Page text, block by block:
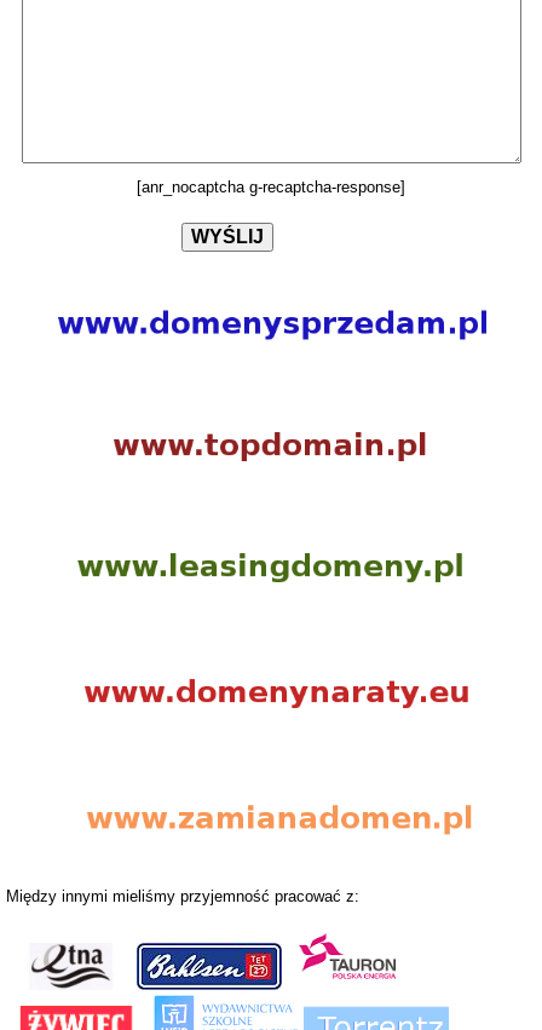
[anr_nocaptcha g-recaptcha-response]
Między innymi mieliśmy przyjemność pracować z: